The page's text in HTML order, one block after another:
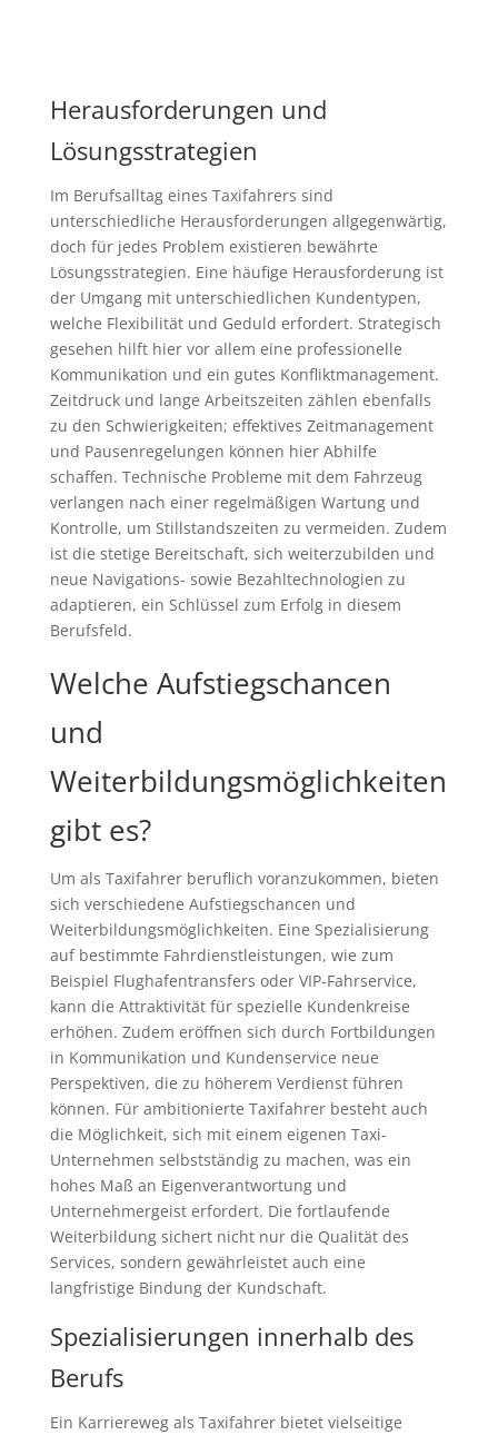
Herausforderungen und
Lösungsstrategien
Im Berufsalltag eines Taxifahrers sind
unterschiedliche Herausforderungen allgegenwärtig,
doch für jedes Problem existieren bewährte
Lösungsstrategien. Eine häufige Herausforderung ist
der Umgang mit unterschiedlichen Kundentypen,
welche Flexibilität und Geduld erfordert. Strategisch
gesehen hilft hier vor allem eine professionelle
Kommunikation und ein gutes Konfliktmanagement.
Zeitdruck und lange Arbeitszeiten zählen ebenfalls
zu den Schwierigkeiten; effektives Zeitmanagement
und Pausenregelungen können hier Abhilfe
schaffen. Technische Probleme mit dem Fahrzeug
verlangen nach einer regelmäßigen Wartung und
Kontrolle, um Stillstandszeiten zu vermeiden. Zudem
ist die stetige Bereitschaft, sich weiterzubilden und
neue Navigations- sowie Bezahltechnologien zu
adaptieren, ein Schlüssel zum Erfolg in diesem
Berufsfeld.
Welche Aufstiegschancen
und
Weiterbildungsmöglichkeiten
gibt es?
Um als Taxifahrer beruflich voranzukommen, bieten
sich verschiedene Aufstiegschancen und
Weiterbildungsmöglichkeiten. Eine Spezialisierung
auf bestimmte Fahrdienstleistungen, wie zum
Beispiel Flughafentransfers oder VIP-Fahrservice,
kann die Attraktivität für spezielle Kundenkreise
erhöhen. Zudem eröffnen sich durch Fortbildungen
in Kommunikation und Kundenservice neue
Perspektiven, die zu höherem Verdienst führen
können. Für ambitionierte Taxifahrer besteht auch
die Möglichkeit, sich mit einem eigenen Taxi-
Unternehmen selbstständig zu machen, was ein
hohes Maß an Eigenverantwortung und
Unternehmergeist erfordert. Die fortlaufende
Weiterbildung sichert nicht nur die Qualität des
Services, sondern gewährleistet auch eine
langfristige Bindung der Kundschaft.
Spezialisierungen innerhalb des
Berufs
Ein Karriereweg als Taxifahrer bietet vielseitige